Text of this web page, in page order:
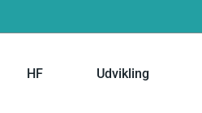
HF Udvikling